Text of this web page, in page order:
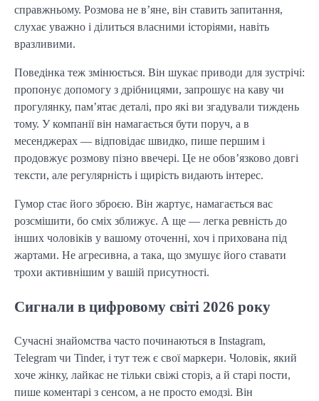
справжньому. Розмова не в’яне, він ставить запитання,
слухає уважно і ділиться власними історіями, навіть
вразливими.
Поведінка теж змінюється. Він шукає приводи для зустрічі:
пропонує допомогу з дрібницями, запрошує на каву чи
прогулянку, пам’ятає деталі, про які ви згадували тиждень
тому. У компанії він намагається бути поруч, а в
месенджерах — відповідає швидко, пише першим і
продовжує розмову пізно ввечері. Це не обов’язково довгі
тексти, але регулярність і щирість видають інтерес.
Гумор стає його зброєю. Він жартує, намагається вас
розсмішити, бо сміх зближує. А ще — легка ревність до
інших чоловіків у вашому оточенні, хоч і прихована під
жартами. Не агресивна, а така, що змушує його ставати
трохи активнішим у вашій присутності.
Сигнали в цифровому світі 2026 року
Сучасні знайомства часто починаються в Instagram,
Telegram чи Tinder, і тут теж є свої маркери. Чоловік, який
хоче жінку, лайкає не тільки свіжі сторіз, а й старі пости,
пише коментарі з сенсом, а не просто емодзі. Він